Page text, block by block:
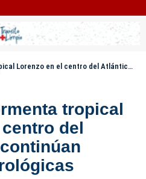
centro del Atlántico; descontinúan alertas meteorológicas
tropical
del